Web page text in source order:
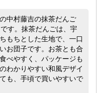
中村藤吉の抹茶だんご
す。抹茶だんごは、宇
もちとした生地で、一口
お団子です。お茶とも合
べやすく、パッケージも
わかりやすい和風デザイ
も、手頃で買いやすいで